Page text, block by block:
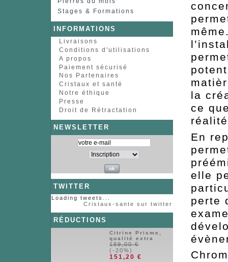
Stages & Formations
INFORMATIONS
Livraisons
Conditions d'utilisations
A propos
Paiement sécurisé
Nos Partenaires
Cristaux et santé
Notre éthique
Presse
Droit de Rétractation
NEWSLETTER
TWITTER
Loading tweets...
Cristaux-sante sur twitter
RÉDUCTIONS
Citrine Prisme,
qualité extra
189,00 €
(-20%)
151,20 €
la
ce
En
elle
perte